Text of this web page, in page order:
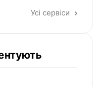
Усі сервіси